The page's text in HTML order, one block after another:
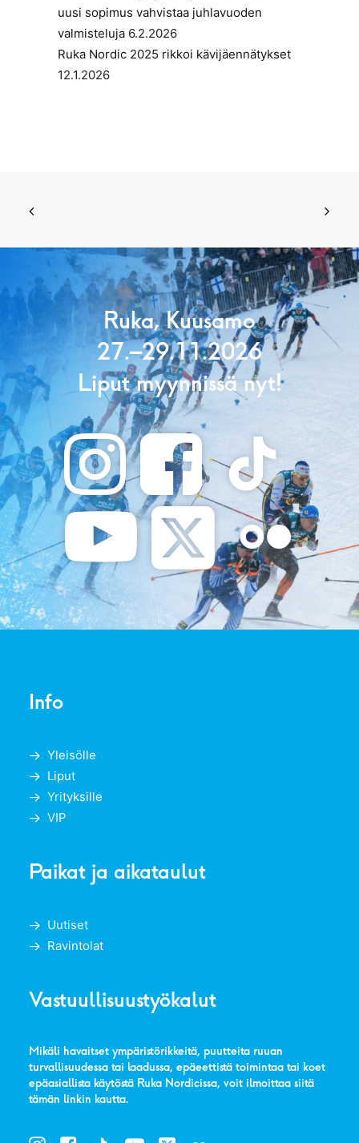
uusi sopimus vahvistaa juhlavuoden
valmisteluja 6.2.2026
Ruka Nordic 2025 rikkoi kävijäennätykset
12.1.2026
Ruka, Kuusamo
27.–29.11.2026
Liput myynnissä nyt!
Info
Yleisölle
Liput
Yrityksille
VIP
Paikat ja aikataulut
Uutiset
Ravintolat
Vastuullisuustyökalut
Mikäli havaitset ympäristörikkeitä, puutteita ruuan
turvallisuudessa tai laadussa, epäeettistä toimintaa tai koet
epäasiallista käytöstä Ruka Nordicissa, voit ilmoittaa siitä
tämän linkin kautta.